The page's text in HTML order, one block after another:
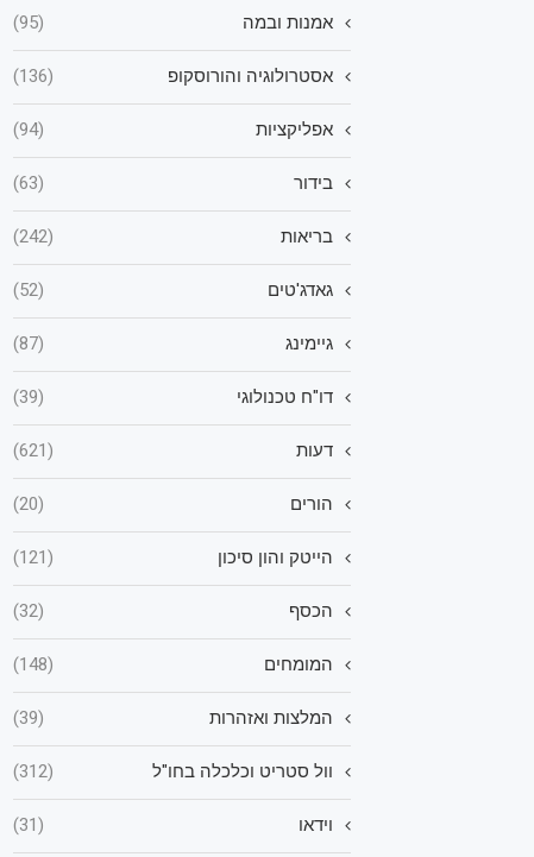
אמנות ובמה (95)
אסטרולוגיה והורוסקופ (136)
אפליקציות (94)
בידור (63)
בריאות (242)
גאדג'טים (52)
גיימינג (87)
דו"ח טכנולוגי (39)
דעות (621)
הורים (20)
הייטק והון סיכון (121)
הכסף (32)
המומחים (148)
המלצות ואזהרות (39)
וול סטריט וכלכלה בחו"ל (312)
וידאו (31)